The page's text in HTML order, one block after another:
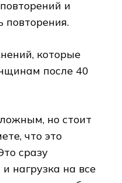
и
повторения.
но стоит
что это
сразу
нагрузка на все